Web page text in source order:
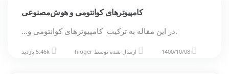
کامپیوترهای کوانتومی و هوش‌مصنوعی
.در این مقاله به ترکیب کامپیوترهای کوانتومی و…
1400/10/08 ارسال شده توسط filoger